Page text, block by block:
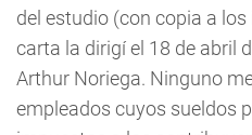
del estudio (con copia a
carta la dirigí el 18 de abril
Arthur Noriega. Ninguno
empleados cuyos sueldos